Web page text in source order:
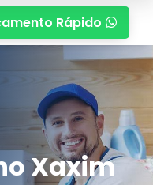
Rápido 
Xaxim